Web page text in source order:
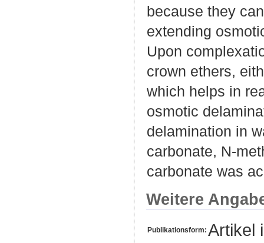
because they
extending
Upon
crown ethers,
which helps in
osmotic
delamination in
carbonate, N-
carbonate was
Weitere
Publikationsform: Artikel